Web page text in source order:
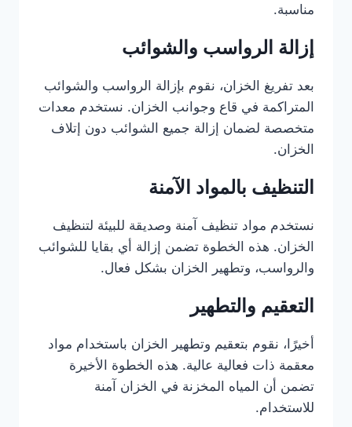
مناسبة.
إزالة الرواسب والشوائب
بعد تفريغ الخزان، نقوم بإزالة الرواسب والشوائب
المتراكمة في قاع وجوانب الخزان. نستخدم معدات
متخصصة لضمان إزالة جميع الشوائب دون إتلاف
الخزان.
التنظيف بالمواد الآمنة
نستخدم مواد تنظيف آمنة وصديقة للبيئة لتنظيف
الخزان. هذه الخطوة تضمن إزالة أي بقايا للشوائب
والرواسب، وتطهير الخزان بشكل فعال.
التعقيم والتطهير
أخيرًا، نقوم بتعقيم وتطهير الخزان باستخدام مواد
معقمة ذات فعالية عالية. هذه الخطوة الأخيرة
تضمن أن المياه المخزنة في الخزان آمنة
للاستخدام.